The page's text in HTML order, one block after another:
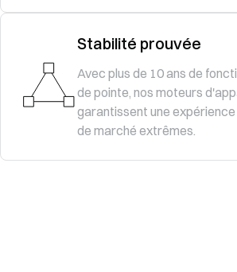
Stabilité prouvée
Avec plus de 10 ans de
de pointe, nos moteurs
garantissent une
de marché extrêmes.